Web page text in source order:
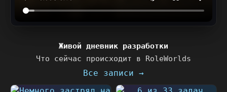
Живой дневник разработки
Что сейчас происходит в RoleWorlds
Все записи →